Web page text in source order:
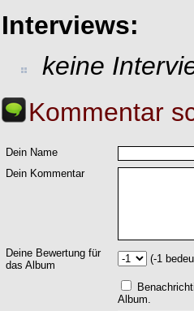
Interviews:
keine
Kommentar
Dein Name
Dein Kommentar
Deine Bewertung für
das Album
(-1
Album.